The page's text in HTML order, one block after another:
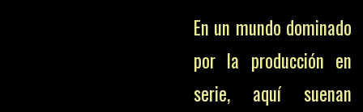
En un mundo dominado
por la producción en
serie, aquí suenan